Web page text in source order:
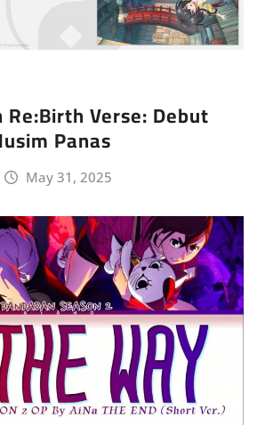
Verse: Debut
Panas
May 31, 2025